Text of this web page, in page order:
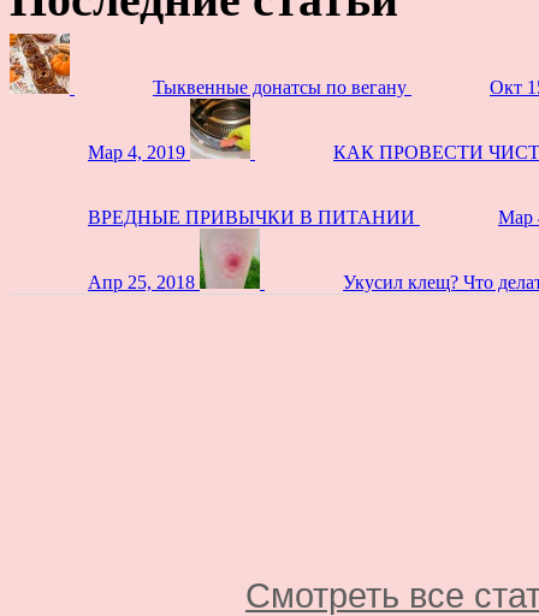
Тыквенные донатсы по вегану Окт
Мар 4, 2019 КАК ПРОВЕСТИ
ВРЕДНЫЕ ПРИВЫЧКИ В ПИТАНИИ Мар
Апр 25, 2018 Укусил клещ? Что
Смотреть все